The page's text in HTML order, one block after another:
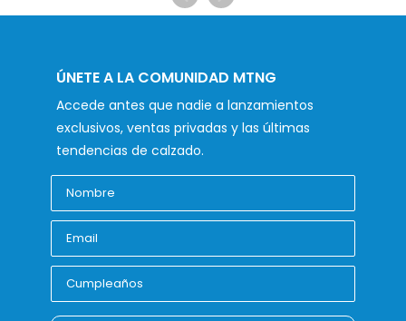
ÚNETE A LA COMUNIDAD MTNG
Accede antes que nadie a lanzamientos
exclusivos, ventas privadas y las últimas
tendencias de calzado.